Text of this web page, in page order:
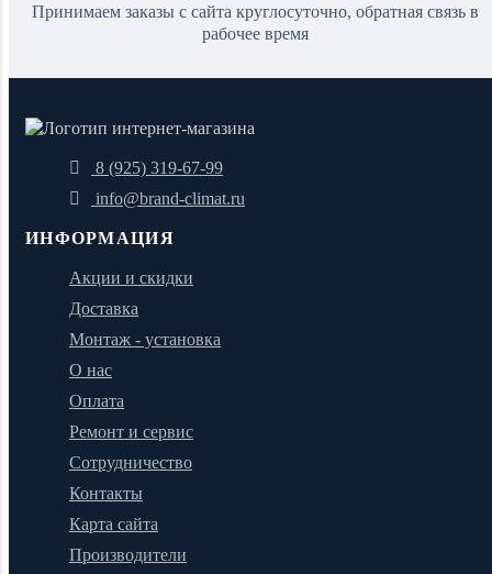
Принимаем заказы с сайта круглосуточно, обратная связь в
рабочее время
8 (925) 319-67-99
info@brand-climat.ru
ИНФОРМАЦИЯ
Акции и скидки
Доставка
Монтаж - установка
О нас
Оплата
Ремонт и сервис
Сотрудничество
Контакты
Карта сайта
Производители